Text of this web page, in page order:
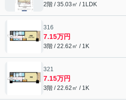
2階 / 35.03㎡ / 1LDK
316
7.15万円
3階 / 22.62㎡ / 1K
321
7.15万円
3階 / 22.62㎡ / 1K